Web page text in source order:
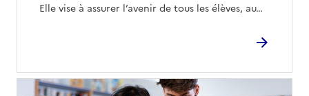
Elle vise à assurer l’avenir de tous les élèves, au…